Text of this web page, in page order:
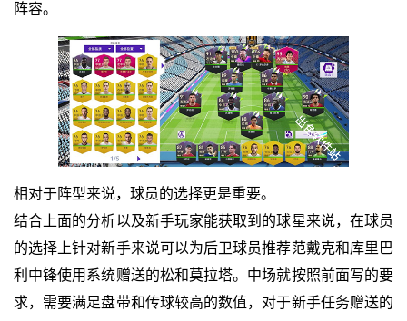
阵容。
相对于阵型来说，球员的选择更是重要。
结合上面的分析以及新手玩家能获取到的球星来说，在球员
的选择上针对新手来说可以为后卫球员推荐范戴克和库里巴
利中锋使用系统赠送的松和莫拉塔。中场就按照前面写的要
求，需要满足盘带和传球较高的数值，对于新手任务赠送的